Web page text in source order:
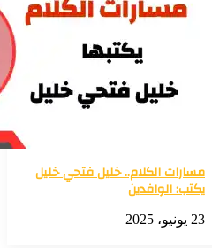
مسارات الكلام.. خليل فتحي خليل
يكتب: الوافدين
23 يونيو، 2025